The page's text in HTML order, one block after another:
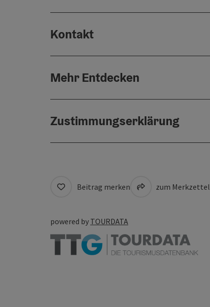
Kontakt
Mehr Entdecken
Zustimmungserklärung
Beitrag merken zum Merkzettel
powered by TOURDATA